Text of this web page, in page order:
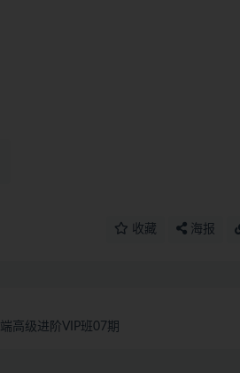
收藏 海报
高级进阶VIP班07期